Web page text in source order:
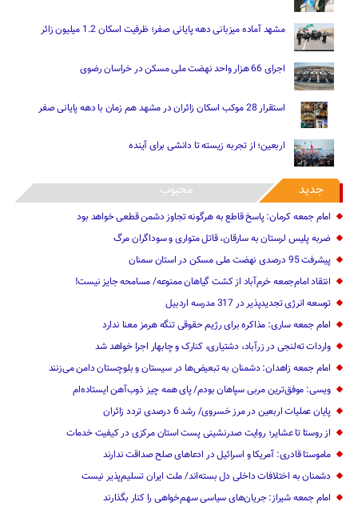
مشهد آماده میزبانی دهه پایانی صفر؛ ظرفیت اسکان 1.2 میلیون زائر
اجرای 66 هزار واحد نهضت ملی مسکن در خراسان رضوی
استقرار 28 موکب اسکان زائران در مشهد هم زمان با دهه پایانی صفر
اربعین؛ از تجربه زیسته تا دانشی برای آینده
جدید محبوب
امام جمعه کرمان: پاسخ قاطع به هرگونه تجاوز دشمن قطعی خواهد بود
ضربه پلیس لرستان به سارقان، قاتل متواری و سوداگران مرگ
پیشرفت 95 درصدی نهضت ملی مسکن در استان سمنان
انتقاد امام‌جمعه خرم‌آباد از کشت گیاهان ممنوعه/ مسامحه جایز نیست!
توسعه انرژی تجدیدپذیر در 317 مدرسه اردبیل
امام جمعه ساری: مذاکره برای رژیم حقوقی تنگه هرمز معنا ندارد
واردات ته‌لنجی در زرآباد، دشتیاری، کنارک و چابهار اجرا خواهد شد‌
امام جمعه زاهدان: دشمنان به تبعیض‌ها در سیستان و بلوچستان دامن می‌زنند
ویسی: موفق‌ترین مربی سپاهان بودم/ پای همه چیز ذوب‌آهن ایستاده‌ام
پایان عملیات اربعین در مرز خسروی/ رشد 6 درصدی تردد زائران
از روستا تا عشایر؛ روایت صدرنشینی پست استان مرکزی در کیفیت خدمات
ماموستا قادری: آمریکا و اسرائیل در ادعاهای صلح صداقت ندارند
دشمنان به اختلافات داخلی دل بسته‌اند/ ملت ایران تسلیم‌پذیر نیست
امام جمعه شیراز: جریان‌های سیاسی سهم‌خواهی را کنار بگذارند